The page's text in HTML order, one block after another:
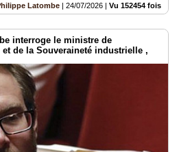
Latombe | 24/07/2026 | Vu 152454 fois
interroge le ministre de
et de la Souveraineté industrielle ,